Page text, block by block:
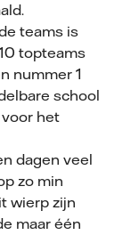
teams is
topteams
nummer 1
school
het
dagen veel
zo min
wierp zijn
maar één